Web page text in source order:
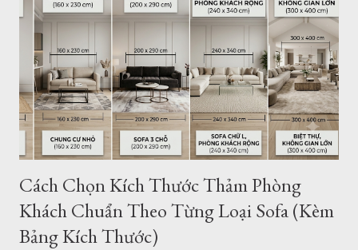
của Thảm Đẹp. Thảm Đẹp Sài Gòn là đơn vị phân phối thảm
Thổ Nhĩ Kỳ với kho hàng - cửa hàng thảm ở TPHCM và Hà
Nội. Với hơn ngàn mẫu thảm trang trí phòng khách, phòng
ngủ... Kích thước, tiêu chuẩn của Châu Âu. Toàn bộ sản phẩm
được đặt hàng theo yêu cầu của chúng tôi và nhập khẩu trực
tiếp về Việt Nam. Vì vậy bạn có thể tìm thấy cho mình một
mẫu...
Cách Chọn Kích Thước Thảm Phòng
Khách Chuẩn Theo Từng Loại Sofa (Kèm
Bảng Kích Thước)